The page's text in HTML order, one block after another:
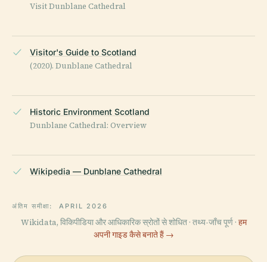
Visit Dunblane Cathedral
Visitor's Guide to Scotland
(2020). Dunblane Cathedral
Historic Environment Scotland
Dunblane Cathedral: Overview
Wikipedia — Dunblane Cathedral
अंतिम समीक्षा: APRIL 2026
Wikidata, विकिपीडिया और आधिकारिक स्रोतों से शोधित · तथ्य-जाँच पूर्ण · हम
अपनी गाइड कैसे बनाते हैं →